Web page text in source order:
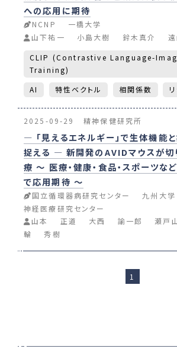
への応用に期待
NCNP
一橋大学
山下祐一
小島大樹 鈴木真介
CLIP (Contrastive Language-
Training)
AI
特性ベクトル 相関係数
2025-09-29 精神保健研究所
― 「見えるエネルギー」で生体機能
捉える ― 新開発のAVIDマウスが切
療 ～ 医療・健康・食品・スポーツな
で応用期待 ～
国立循環器病研究センター 九州大学
神経医療研究センター
山本
正道 大西 諭一郎 瀬戸
輪
秀樹
1